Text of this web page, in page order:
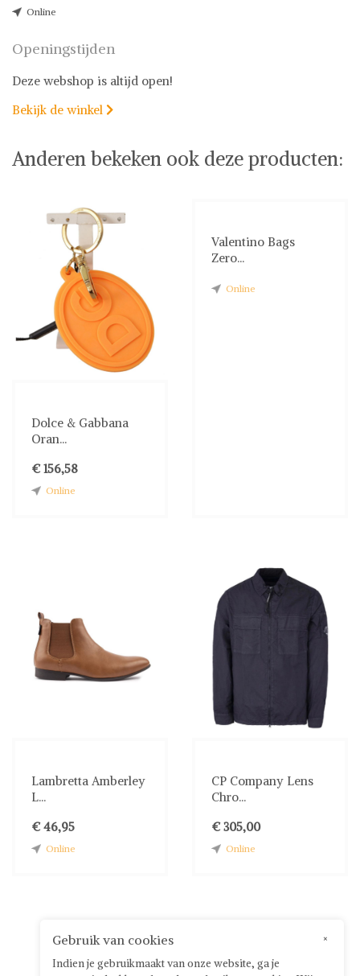
Online
Openingstijden
Deze webshop is altijd open!
Bekijk de winkel 
Anderen bekeken ook deze producten:
Dolce & Gabbana
Oran...
€ 156,58
Online
Valentino Bags
Zero...
Online
Lambretta Amberley
L...
€ 46,95
Online
CP Company Lens
Chro...
€ 305,00
Online
×
Gebruik van cookies
Indien je gebruikmaakt van onze website, ga je